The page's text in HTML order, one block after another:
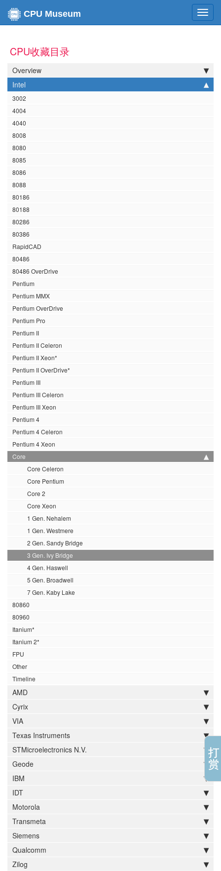
CPU Museum
CPU收藏目录
Overview
Intel
3002
4004
4040
8008
8080
8085
8086
8088
80186
80188
80286
80386
RapidCAD
80486
80486 OverDrive
Pentium
Pentium MMX
Pentium OverDrive
Pentium Pro
Pentium II
Pentium II Celeron
Pentium II Xeon*
Pentium II OverDrive*
Pentium III
Pentium III Celeron
Pentium III Xeon
Pentium 4
Pentium 4 Celeron
Pentium 4 Xeon
Core
Core Celeron
Core Pentium
Core 2
Core Xeon
1 Gen. Nehalem
1 Gen. Westmere
2 Gen. Sandy Bridge
3 Gen. Ivy Bridge
4 Gen. Haswell
5 Gen. Broadwell
7 Gen. Kaby Lake
80860
80960
Itanium*
Itanium 2*
FPU
Other
Timeline
AMD
Cyrix
VIA
Texas Instruments
STMicroelectronics N.V.
Geode
IBM
IDT
Motorola
Transmeta
Siemens
Qualcomm
Zilog